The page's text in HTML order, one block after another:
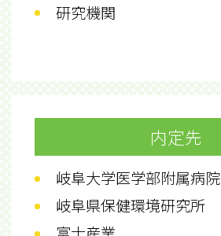
研究機関
内定先
岐阜大学医学部附属病院
岐阜県保健環境研究所